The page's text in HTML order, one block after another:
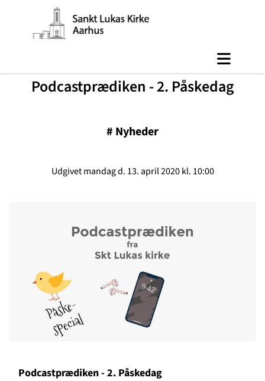
Podcastprædiken - 2. Påskedag
# Nyheder
Udgivet mandag d. 13. april 2020 kl. 10:00
Podcastprædiken - 2. Påskedag